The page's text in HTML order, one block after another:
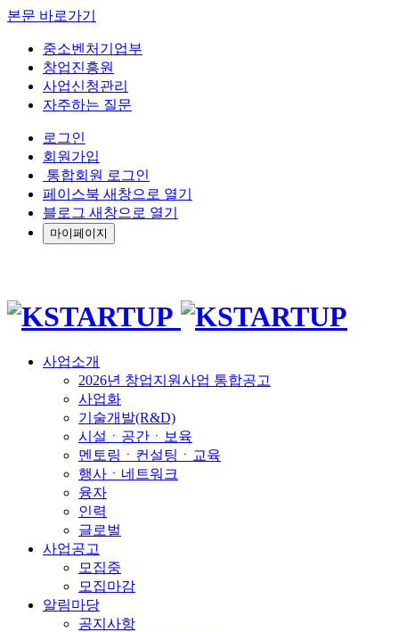
본문 바로가기
중소벤처기업부
창업진흥원
사업신청관리
자주하는 질문
로그인
회원가입
통합회원 로그인
페이스북 새창으로 열기
블로그 새창으로 열기
마이페이지
사업소개
2026년 창업지원사업 통합공고
사업화
기술개발(R&D)
시설ㆍ공간ㆍ보육
멘토링ㆍ컨설팅ㆍ교육
행사ㆍ네트워크
융자
인력
글로벌
사업공고
모집중
모집마감
알림마당
공지사항